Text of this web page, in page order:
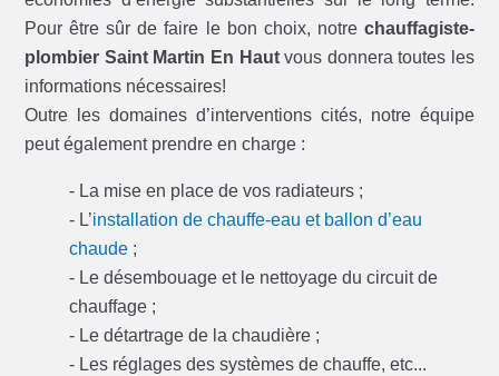
Pour être sûr de faire le bon choix, notre chauffagiste-
plombier Saint Martin En Hautvous donnera toutes les
informations nécessaires!
Outre les domaines d’interventions cités, notre équipe
peut également prendre en charge :
- La mise en place de vos radiateurs ;
- L’installation de chauffe-eau et ballon d’eau
chaude ;
- Le désembouage et le nettoyage du circuit de
chauffage ;
- Le détartrage de la chaudière ;
- Les réglages des systèmes de chauffe, etc...